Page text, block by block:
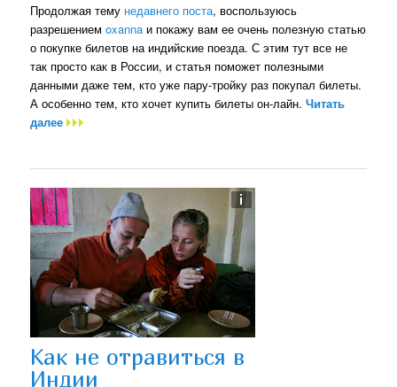
Продолжая тему недавнего поста, воспользуюсь
разрешениемoxanna и покажу вам ее очень полезную статью
о покупке билетов на индийские поезда. С этим тут все не
так просто как в России, и статья поможет полезными
данными даже тем, кто уже пару-тройку раз покупал билеты.
А особенно тем, кто хочет купить билеты он-лайн.Читать
далее
Как не отравиться в
Индии